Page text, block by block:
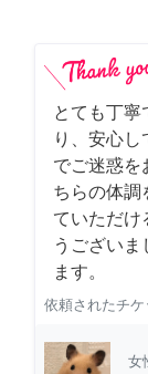
とても丁寧
り、安心
でご迷惑を
ちらの体調
ていただけ
うござい
ます。
依頼されたチケ
女